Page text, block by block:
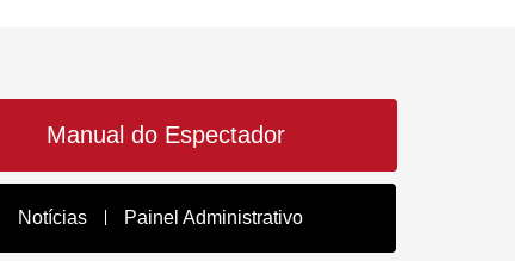
Manual do Espectador
Notícias Painel Administrativo